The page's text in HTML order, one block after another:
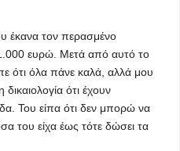
έκανα τον περασμένο
ευρώ. Μετά από αυτό το
ότι όλα πάνε καλά, αλλά μου
ότι έχουν
Του είπα ότι δεν μπορώ να
του είχα έως τότε δώσει τα